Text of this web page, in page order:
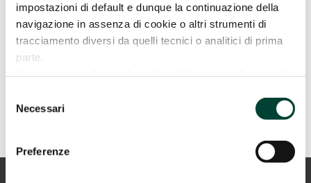
impostazioni di default e dunque la continuazione della
navigazione in assenza di cookie o altri strumenti di
tracciamento diversi da quelli tecnici o analitici di prima
parte.
sta visitando. La prosecuzione della navigazione,
mediante consenso (pressione sul pulsante “ACCETTA
TUTTI”), comporta l'accettazione all'uso dei cookies.
Per maggiori informazioni o se vuoi negare il consenso a
delNecessari
Preferenze
SCARICA L'INFOGRAFICA